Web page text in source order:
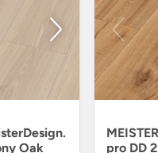
Oak
pro DD